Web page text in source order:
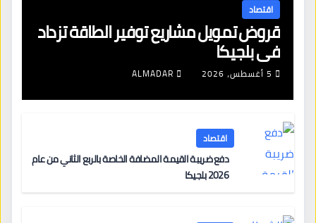
اقتصاد
قروض تمويل مشاريع توفير الطاقة تزداد
في بلجيكا
5 أغسطس، 2026 ALMADAR
اقتصاد
دفع ضريبة القيمة المضافة الخاصة بالربع الثاني من عام
2026 بلجيكا